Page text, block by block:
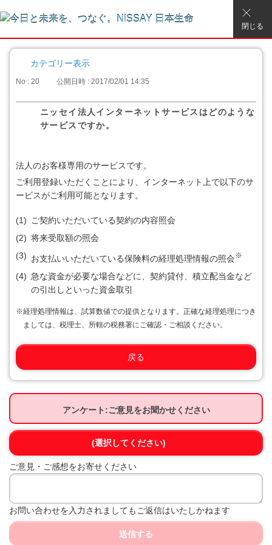
閉じる
カテゴリー表示
No : 20 公開日時 : 2017/02/01 14:35
ニッセイ法人インターネットサービスはどのような
サービスですか。
法人のお客様専用のサービスです。
ご利用登録いただくことにより、インターネット上で以下のサ
ービスがご利用可能となります。
(1) ご契約いただいている契約の内容照会
(2) 将来受取額の照会
(3) お支払いいただいている保険料の経理処理情報の照会※
(4) 急な資金が必要な場合などに、契約貸付、積立配当金など
の引出しといった資金取引
※経理処理情報は、試算数値での提供となります。正確な経理処理につき
ましては、税理士、所轄の税務署にご確認・ご相談ください。
戻る
アンケート:ご意見をお聞かせください
(選択してください)
ご意見・ご感想をお寄せください
お問い合わせを入力されましてもご返信はいたしかねます
送信する